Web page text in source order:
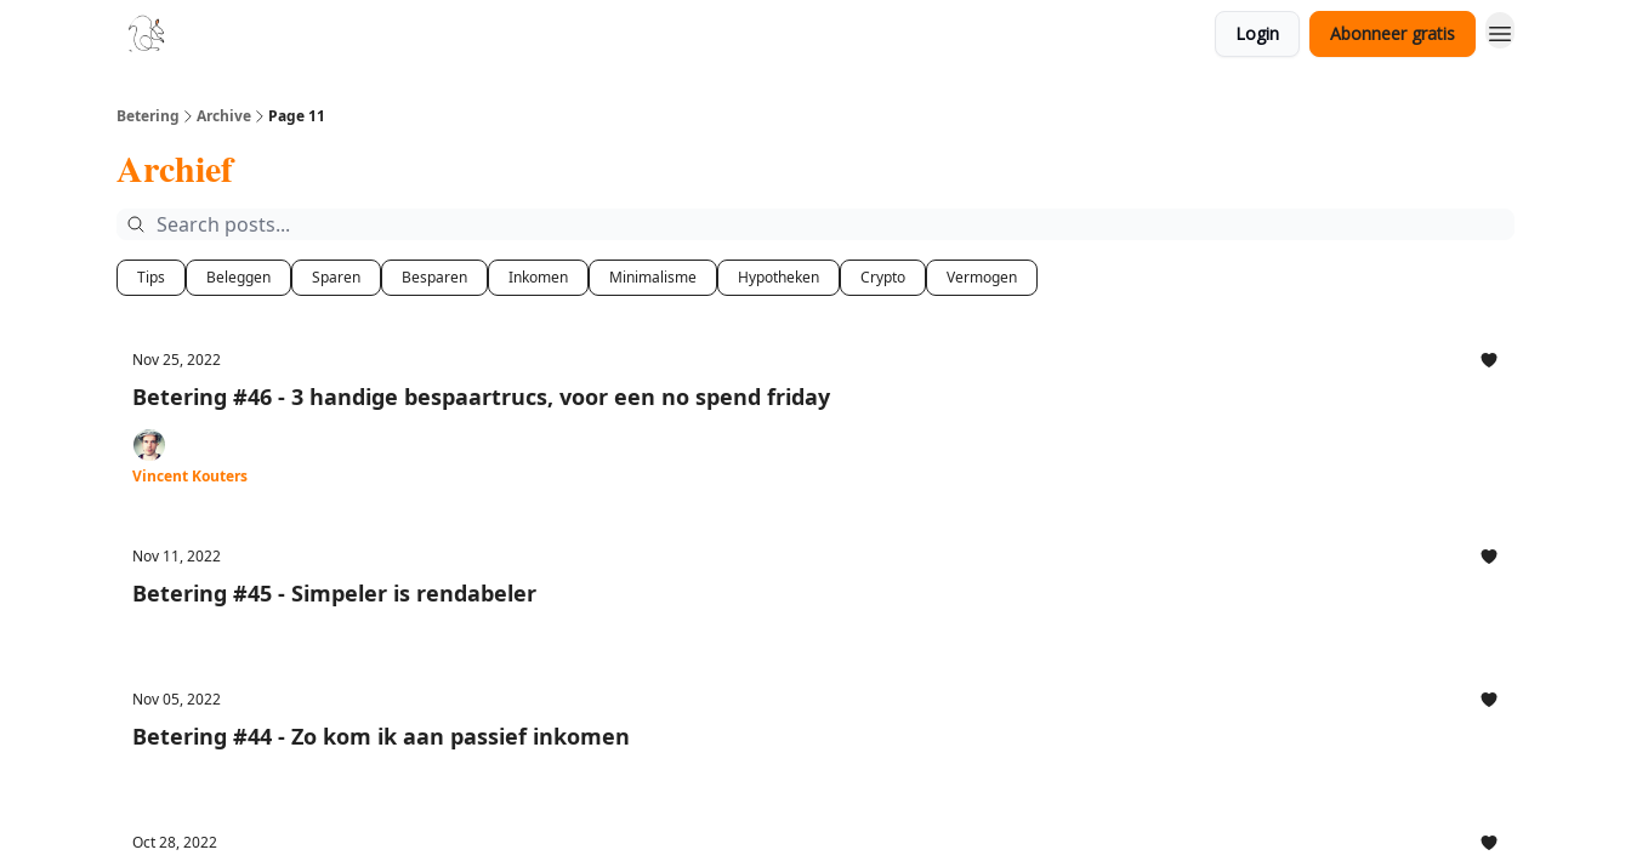
Login Abonneer gratis
Betering Archive Page 11
Archief
Tips Beleggen Sparen Besparen Inkomen Minimalisme Hypotheken Crypto Vermogen
Nov 25, 2022
Betering #46 - 3 handige bespaartrucs, voor een no spend friday
Vincent Kouters
Nov 11, 2022
Betering #45 - Simpeler is rendabeler
Nov 05, 2022
Betering #44 - Zo kom ik aan passief inkomen
Oct 28, 2022